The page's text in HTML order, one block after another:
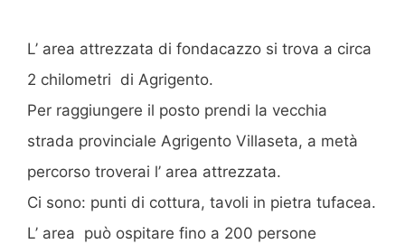
L’ area attrezzata di fondacazzo si trova a circa
2 chilometri di Agrigento.
Per raggiungere il posto prendi la vecchia
strada provinciale Agrigento Villaseta, a metà
percorso troverai l’ area attrezzata.
Ci sono: punti di cottura, tavoli in pietra tufacea.
L’ area può ospitare fino a 200 persone